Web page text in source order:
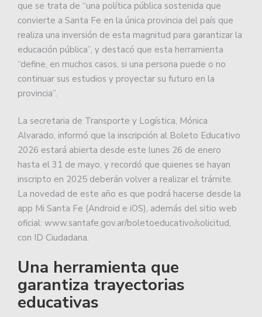
que se trata de “una política pública sostenida que
convierte a Santa Fe en la única provincia del país que
realiza una inversión de esta magnitud para garantizar la
educación pública”, y destacó que esta herramienta
“define, en muchos casos, si una persona puede o no
continuar sus estudios y proyectar su futuro en la
provincia”.
La secretaria de Transporte y Logística, Mónica
Alvarado, informó que la inscripción al Boleto Educativo
2026 estará abierta desde este lunes 26 de enero
hasta el 31 de mayo, y recordó que quienes se hayan
inscripto en 2025 deberán volver a realizar el trámite.
La novedad de este año es que podrá hacerse desde la
app Mi Santa Fe (Android e iOS), además del sitio web
oficial: www.santafe.gov.ar/boletoeducativo/solicitud,
con ID Ciudadana.
Una herramienta que
garantiza trayectorias
educativas